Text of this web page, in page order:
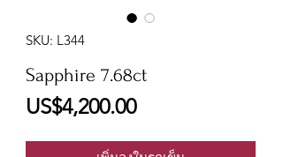
SKU: L344
Sapphire 7.68ct
US$4,200.00ราคา